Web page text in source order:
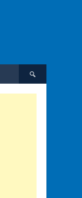
索: